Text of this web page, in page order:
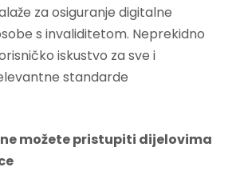
za osiguranje digitalne
s invaliditetom. Neprekidno
iskustvo za sve i
standarde
možete pristupiti dijelovima